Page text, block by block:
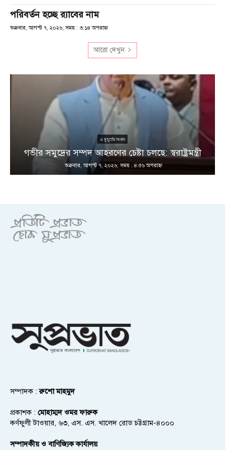
পরিবর্তন হচ্ছে র‌্যাবের নাম
শুক্রবার, আগস্ট ৭, ২০২৬; সময় : ৩:১৪ অপরাহ্ণ
আরো দেখুন
এ মুহূর্তের সংবাদ
গভীর সমুদ্রের সম্পদ আহরণের চেষ্টা চলছে: স্বরাষ্ট্রমন্ত্রী
শুক্রবার, আগস্ট ৭, ২০২৬; সময় : ৪:৫৬ অপরাহ্ণ
সম্পাদক :রুশো মাহমুদ
প্রকাশক : মোহাম্মদ ওমর ফারুক
কর্ণফুলী টাওয়ার, ৬৩, এস. এস. খালেদ রোড চট্টগ্রাম-৪০০০
সম্পাদকীয় ও বাণিজ্যিক কার্যালয়